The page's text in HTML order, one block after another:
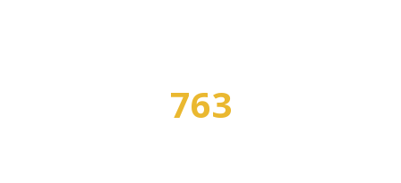
763